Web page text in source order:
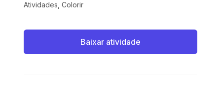
Atividades, Colorir
Baixar atividade